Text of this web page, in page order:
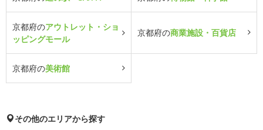
京都府のアウトレット・ショ
ッピングモール
京都府の商業施設・百貨店
京都府の美術館
その他のエリアから探す